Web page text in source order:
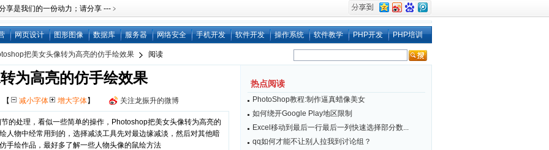
是我们的一份动力；请分享 ---﹥
网页设计 图形图像 数据库 服务器 网络安全 手机开发 软件开发 操作系统 软件教学 PHP开发 PHP培训
把美女头像转为高亮的仿手绘效果 阅读
为高亮的仿手绘效果
【 减小字体 增大字体】 关注龙振升的微博
的处理，看似一些简单的操作，Photoshop把美女头像转为高亮的
人物中经常用到的，选择减淡工具先对最边缘减淡，然后对其他暗
手绘作品，最好多了解一些人物头像的鼠绘方法
热点阅读
PhotoShop教程:制作逼真蜡像美女
如何绕开Google Play地区限制
Excel移动到最后一行最后一列快速选择部分数...
qq如何才能不让别人拉我到讨论组？